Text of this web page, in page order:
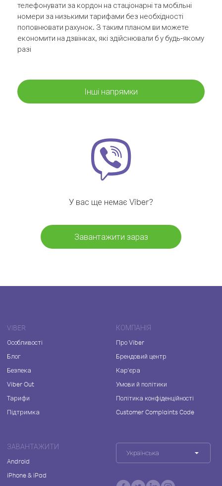
телефонувати за кордон на стаціонарні та мобільні
номери за низькими тарифами без необхідності
поповнювати рахунок. З таким планом ви можете
економити на дзвінках, які здійснювали б у будь-якому
разі
Інші напрямки
У вас ще немає Viber?
Завантажити зараз
VIBER
Особливості
Блог
Безпека
Viber Out
Тарифи
Підтримка
КОМПАНІЯ
Про Viber
Брендовий центр
Кар'єра
Умови й політики
Політика конфіденційності
Customer Complaints Code
ЗАВАНТАЖИТИ
Android
iPhone & iPad
Українська